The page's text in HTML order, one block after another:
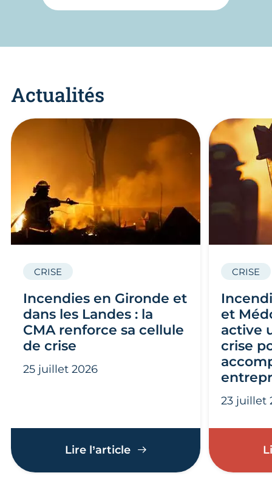
Actualités
Incendies en Gironde et
dans les Landes : la
CMA renforce sa cellule
de crise
CRISE
25 juillet 2026
Lire l’articleIncendies en Gironde et
et
active
crise
CRISE
23 juillet